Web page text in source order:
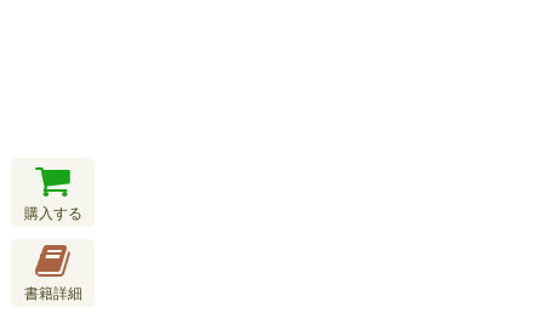
購入する
書籍詳細